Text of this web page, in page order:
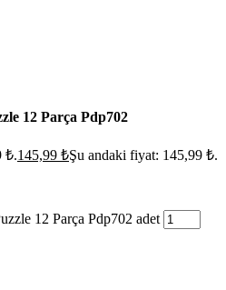
12 Parça Pdp702
₺.145,99 ₺Şu andaki fiyat: 145,99 ₺.
12 Parça Pdp702 adet